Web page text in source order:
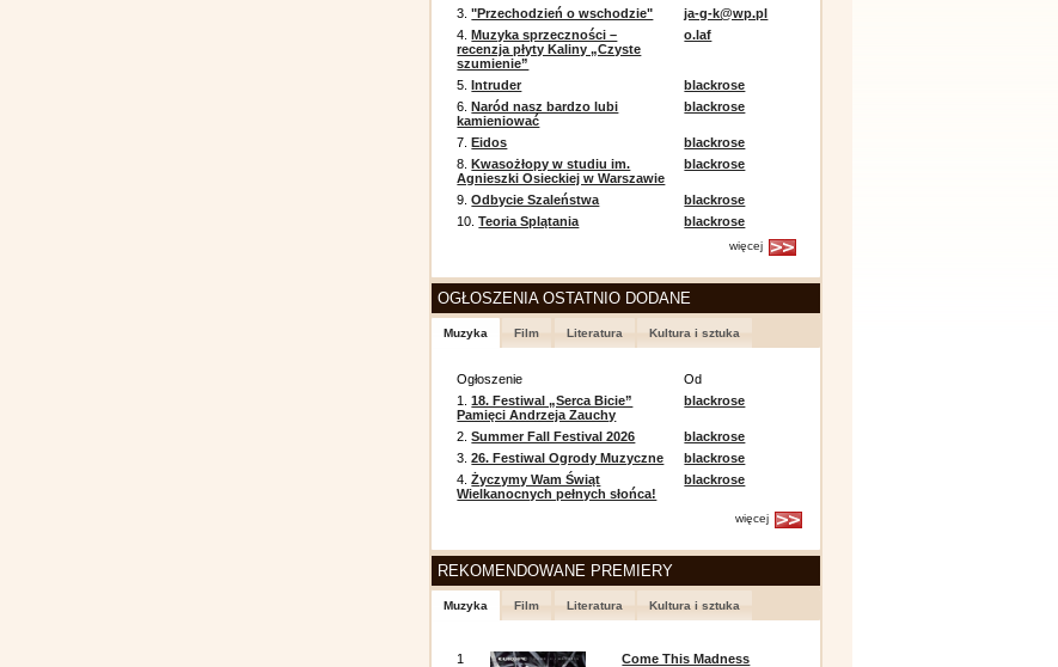
3."Przechodzień o wschodzie"
ja-g-k@wp.pl
4.Muzyka sprzeczności –
recenzja płyty Kaliny „Czyste
szumienie”
o.laf
5.Intruder
blackrose
6.Naród nasz bardzo lubi
kamieniować
blackrose
7.Eidos
blackrose
8.Kwasożłopy w studiu im.
Agnieszki Osieckiej w Warszawie
blackrose
9.Odbycie Szaleństwa
blackrose
10.Teoria Splątania blackrose
więcej
OGŁOSZENIA OSTATNIO DODANE
Muzyka Film Literatura Kultura i sztuka
Ogłoszenie
Od
1.18. Festiwal „Serca Bicie”
Pamięci Andrzeja Zauchy
blackrose
2.Summer Fall Festival 2026
blackrose
3.26. Festiwal Ogrody Muzyczne
blackrose
4.Życzymy Wam Świąt
Wielkanocnych pełnych słońca!
blackrose
więcej
REKOMENDOWANE PREMIERY
Muzyka Film Literatura Kultura i sztuka
1
Come This Madness